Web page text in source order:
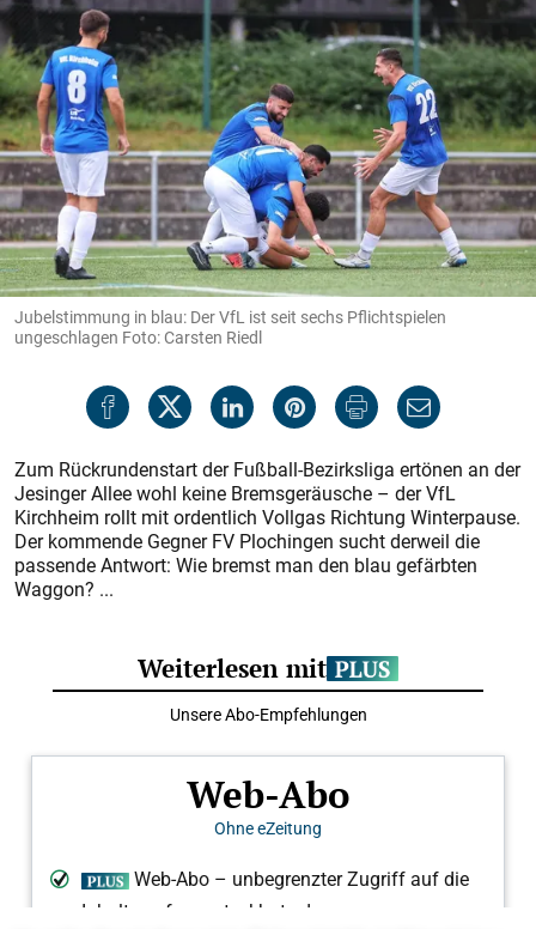
Jubelstimmung in blau: Der VfL ist seit sechs Pflichtspielen
ungeschlagen Foto: Carsten Riedl
Zum Rückrundenstart der Fußball-Bezirksliga ertönen an der
Jesinger Allee wohl keine Bremsgeräusche – der VfL
Kirchheim rollt mit ordentlich Vollgas Richtung Winterpause.
Der kommende Gegner FV Plochingen sucht derweil die
passende Antwort: Wie bremst man den blau gefärbten
Waggon? ...